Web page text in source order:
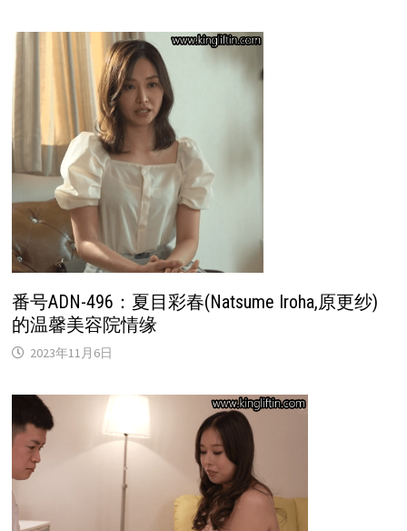
番号ADN-496：夏目彩春(Natsume Iroha,原更纱)
的温馨美容院情缘
2023年11月6日